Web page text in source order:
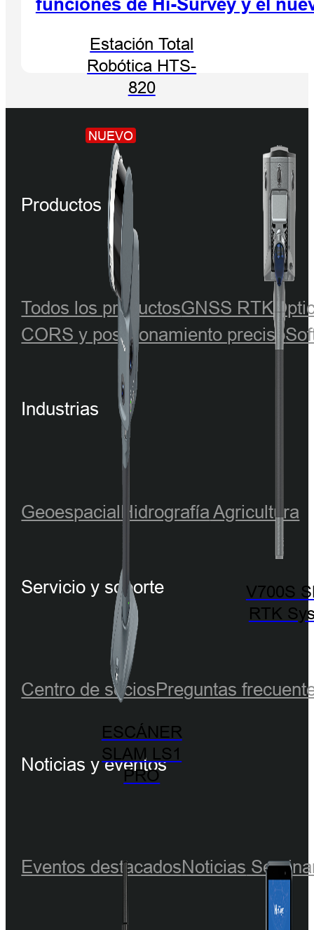
Estación Total
Robótica HTS-
820
NUEVO
ESCÁNER
SLAM LS1
PRO
V700S
RTK
funciones de Hi-Survey y el
Productos
Todos los productosGNSS RTK
CORS y posicionamiento preciso
Industrias
GeoespacialHidrografíaAgricultura
Servicio y soporte
Centro de sociosPreguntas
Noticias y eventos
Eventos destacadosNoticias